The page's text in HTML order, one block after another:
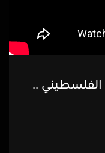
الفلسطيني ..